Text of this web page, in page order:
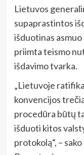
Lietuvos
supaprastintos
išduotinas
priimta teismo
išdavimo tvarka.
„Lietuvoje
konvencijos
procedūra būtų
išduoti kitos
protokolą“, –